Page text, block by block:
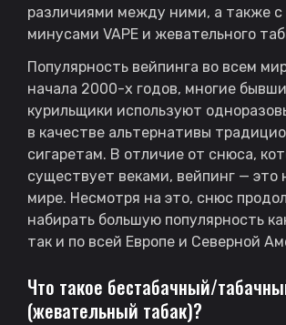
различиями между ними, а также
минусами VAPE и жевательного
Популярность вейпинга во всем
начала 2000-х годов, многие
курильщики используют
в качестве альтернативы
сигаретам. В отличие от снюса,
существует веками, вейпинг — это
мире. Несмотря на это, снюс
набирать большую популярность
так и по всей Европе и Северной
Что такое бестабачный/
(жевательный табак)?